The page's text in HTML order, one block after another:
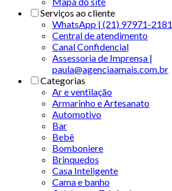
Serviços ao cliente
WhatsApp | (21) 97971-2181
Central de atendimento
Canal Confidencial
Assessoria de Imprensa |
paula@agenciaamais.com.br
Categorias
Ar e ventilação
Armarinho e Artesanato
Automotivo
Bar
Bebê
Bomboniere
Brinquedos
Casa Inteligente
Cama e banho